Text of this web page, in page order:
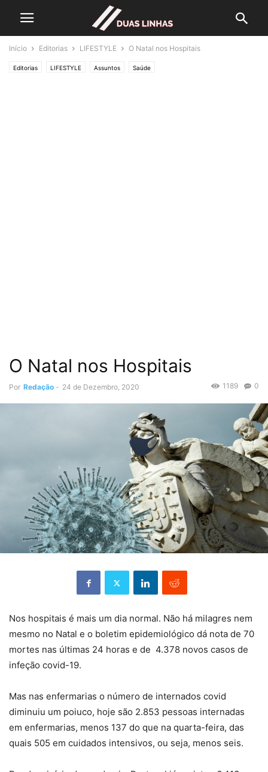
Início Editorias LIFESTYLE O Natal nos Hospitais
Editorias LIFESTYLE Assuntos Saúde
O Natal nos Hospitais
Por Redação - 24 de Dezembro, 2020 0
1189
Nos hospitais é mais um dia normal. Não há milagres nem
mesmo no Natal e o boletim epidemiológico dá nota de 70
mortes nas últimas 24 horas e de 4.378 novos casos de
infeção covid-19.
Mas nas enfermarias o número de internados covid
diminuiu um poiuco, hoje são 2.853 pessoas internadas
em enfermarias, menos 137 do que na quarta-feira, das
quais 505 em cuidados intensivos, ou seja, menos seis.